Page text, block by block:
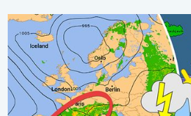
Brève amélioration pluvieuse ce